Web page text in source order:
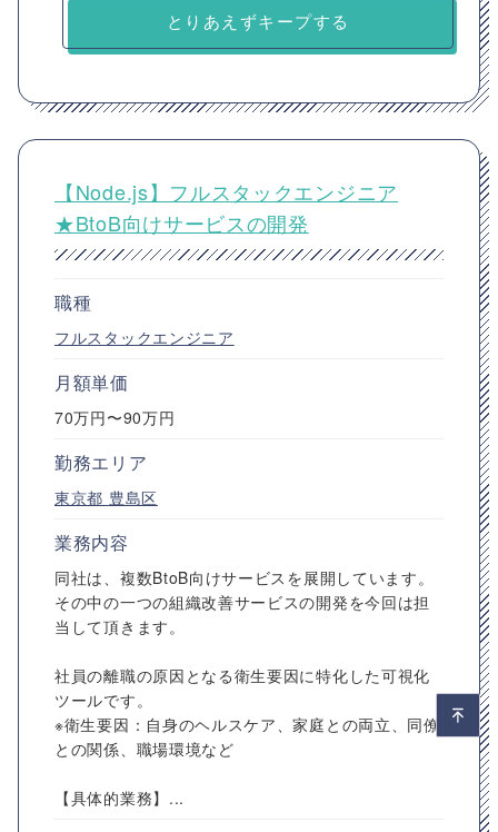
とりあえずキープする
【Node.js】フルスタックエンジニア
★BtoB向けサービスの開発
職種
フルスタックエンジニア
月額単価
70万円〜90万円
勤務エリア
東京都 豊島区
業務内容
同社は、複数BtoB向けサービスを展開しています。
その中の一つの組織改善サービスの開発を今回は担
当して頂きます。
社員の離職の原因となる衛生要因に特化した可視化
ツールです。
※衛生要因：自身のヘルスケア、家庭との両立、同僚
との関係、職場環境など
【具体的業務】...